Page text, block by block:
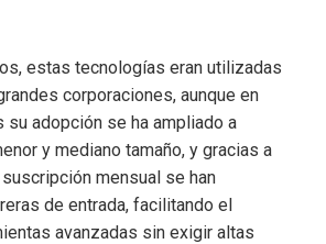
estas tecnologías eran utilizadas
corporaciones, aunque en
su adopción se ha ampliado a
y mediano tamaño, y gracias a
mensual se han
de entrada, facilitando el
avanzadas sin exigir altas